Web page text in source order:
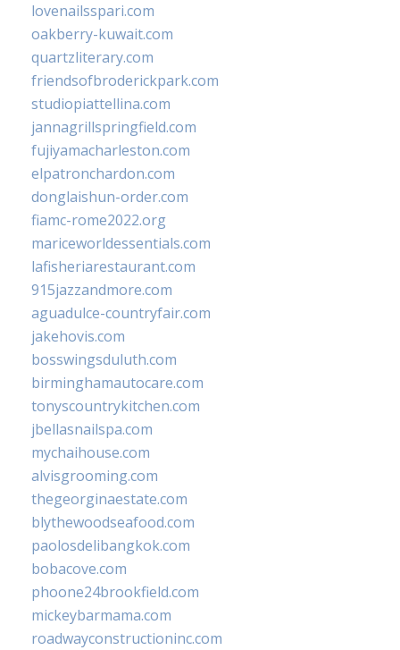
lovenailsspari.com
oakberry-kuwait.com
quartzliterary.com
friendsofbroderickpark.com
studiopiattellina.com
jannagrillspringfield.com
fujiyamacharleston.com
elpatronchardon.com
donglaishun-order.com
fiamc-rome2022.org
mariceworldessentials.com
lafisheriarestaurant.com
915jazzandmore.com
aguadulce-countryfair.com
jakehovis.com
bosswingsduluth.com
birminghamautocare.com
tonyscountrykitchen.com
jbellasnailspa.com
mychaihouse.com
alvisgrooming.com
thegeorginaestate.com
blythewoodseafood.com
paolosdelibangkok.com
bobacove.com
phoone24brookfield.com
mickeybarmama.com
roadwayconstructioninc.com